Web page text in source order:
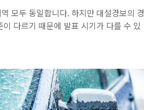
모두 동일합니다. 하지만 대설경보의 경
다르기 때문에 발표 시기가 다를 수 있